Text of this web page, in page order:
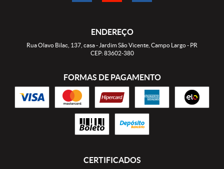
ENDEREÇO
Rua Olavo Bilac, 137, casa- Jardim São Vicente, Campo Largo- PR
CEP: 83602-380
FORMAS DE PAGAMENTO
CERTIFICADOS